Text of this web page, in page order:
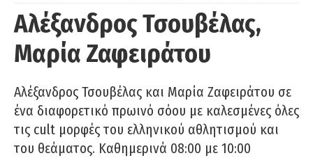
Αλέξανδρος Τσουβέλας,
Μαρία Ζαφειράτου
Αλέξανδρος Τσουβέλας και Μαρία Ζαφειράτου σε
ένα διαφορετικό πρωινό σόου με καλεσμένες όλες
τις cult μορφές του ελληνικού αθλητισμού και
του θεάματος. Καθημερινά 08:00 με 10:00